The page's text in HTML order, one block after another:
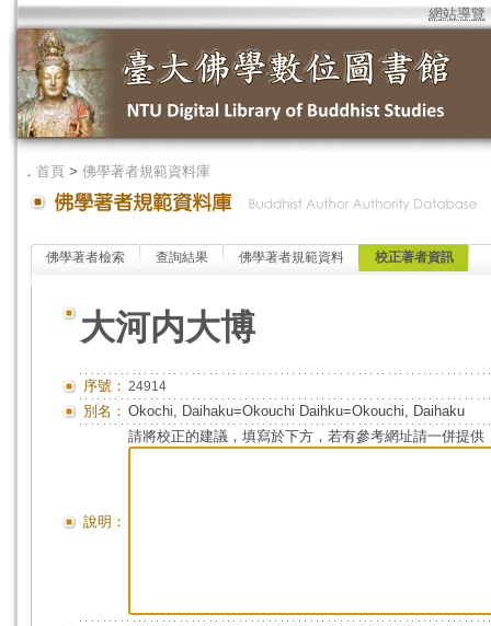
網站導覽
． 首頁 > 佛學著者規範資料庫
佛學著者檢索 查詢結果 佛學著者規範資料 校正著者資訊
大河内大博
序號： 24914
別名： Okochi, Daihaku=Okouchi Daihku=Okouchi, Daihaku
說明：
請將校正的建議，填寫於下方，若有參考網址請一併提供